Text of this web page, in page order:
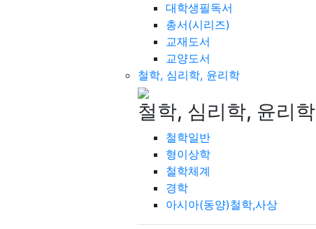
대학생필독서
총서(시리즈)
교재도서
교양도서
철학, 심리학, 윤리학
철학, 심리학, 윤리학
철학일반
형이상학
철학체계
경학
아시아(동양)철학,사상